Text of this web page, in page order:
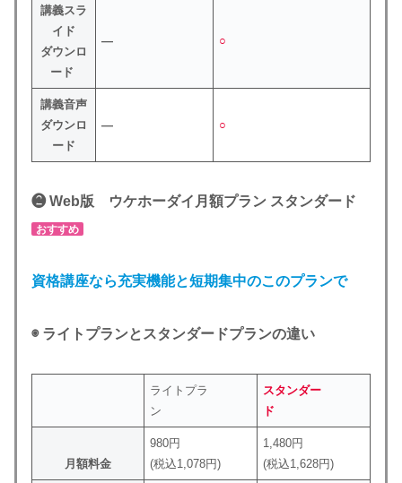
講義スラ
イド
ダウンロ
ード
― ○
講義音声
ダウンロ
ード
― ○
❷ Web版 ウケホーダイ月額プラン スタンダード
おすすめ
資格講座なら充実機能と短期集中のこのプランで
◉ ライトプランとスタンダードプランの違い
ライトプラ
ン
スタンダー
ド
月額料金
980円
(税込1,078円)
1,480円
(税込1,628円)